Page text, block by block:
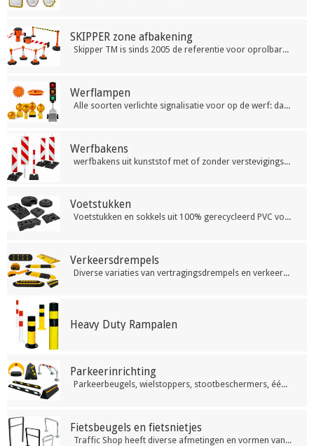
SKIPPER zone afbakening
Skipper TM is sinds 2005 de referentie voor oprolbare afzetlinten en zone afbakening. Ontdek het Skipper gamma bij Traffic-Shop.
Werflampen
Alle soorten verlichte signalisatie voor op de werf: dagslapers, blitslampen en verlopende lichten. Wij hebben ook een werflamp speciaal voor gebruik op verkeerskegels. Verhoogt snel de verkeersveiligheid.
Werfbakens
werfbakens uit kunststof met of zonder verstevigingsbuis. Reflecterende folie volgens de geldende Europese en plaatselijke normen. Direct leverbaar aan scherpe prijzen.
Voetstukken
Voetstukken en sokkels uit 100% gerecycleerd PVC voor bakens, werfhekken, tijdelijke parkeerverbodsborden en vele andere toepassingen. Verschillende vormen, afmetingen, gewichten en openingen.
Verkeersdrempels
Diverse variaties van vertragingsdrempels en verkeersdrempels of plateaus waaronder ook drempels voor gebruik als kabelbeschermer en draagbare drempels. Eenvoudig te installeren op asfalt, beton en klinkers.
Heavy Duty Rampalen
Parkeerinrichting
Parkeerbeugels, wielstoppers, stootbeschermers, éénrichtings drempels en parkeerverbodsborden van hoge kwaliteit tegen redelijke prijzen
Fietsbeugels en fietsnietjes
Traffic Shop heeft diverse afmetingen en vormen van fietsbeugels en fietsnietjes op voorraad. Maatwerk in samenspraak met de klant is eenvoudig mogelijk. Afwerking in kleur naar keuze!